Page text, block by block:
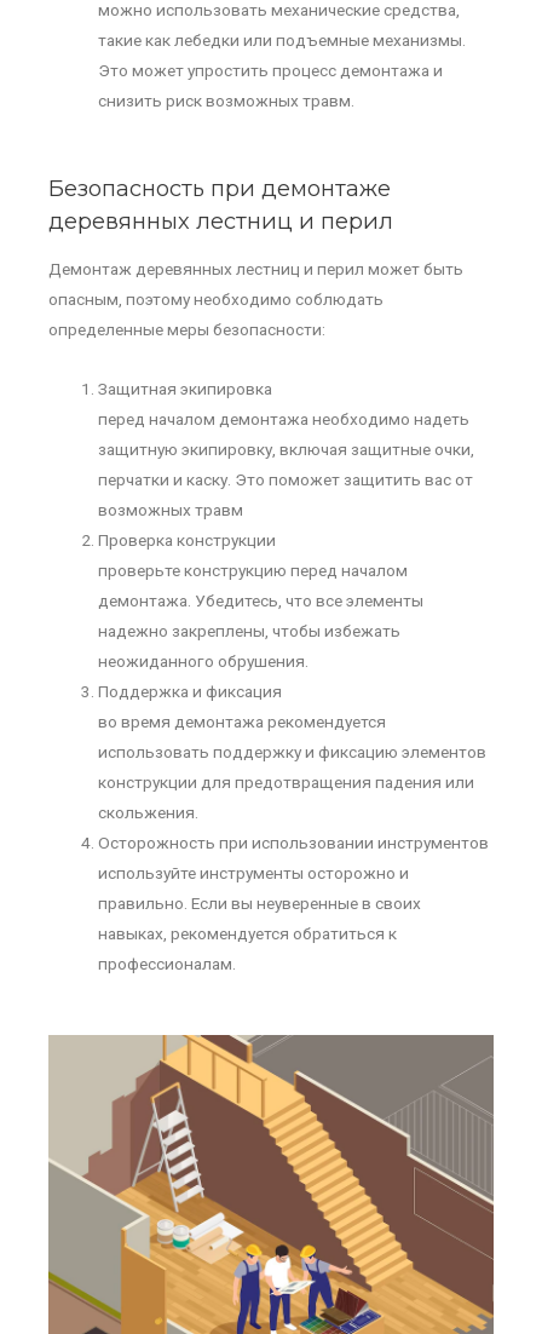
можно использовать механические средства,
такие как лебедки или подъемные механизмы.
Это может упростить процесс демонтажа и
снизить риск возможных травм.
Безопасность при демонтаже
деревянных лестниц и перил
Демонтаж деревянных лестниц и перил может быть
опасным, поэтому необходимо соблюдать
определенные меры безопасности:
Защитная экипировка
перед началом демонтажа необходимо надеть
защитную экипировку, включая защитные очки,
перчатки и каску. Это поможет защитить вас от
возможных травм
Проверка конструкции
проверьте конструкцию перед началом
демонтажа. Убедитесь, что все элементы
надежно закреплены, чтобы избежать
неожиданного обрушения.
Поддержка и фиксация
во время демонтажа рекомендуется
использовать поддержку и фиксацию элементов
конструкции для предотвращения падения или
скольжения.
Осторожность при использовании инструментов
используйте инструменты осторожно и
правильно. Если вы неуверенные в своих
навыках, рекомендуется обратиться к
профессионалам.